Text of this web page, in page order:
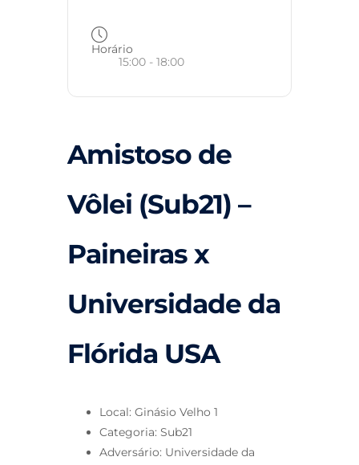
Horário
15:00 - 18:00
Amistoso de
Vôlei (Sub21) –
Paineiras x
Universidade da
Flórida USA
Local: Ginásio Velho 1
Categoria: Sub21
Adversário: Universidade da